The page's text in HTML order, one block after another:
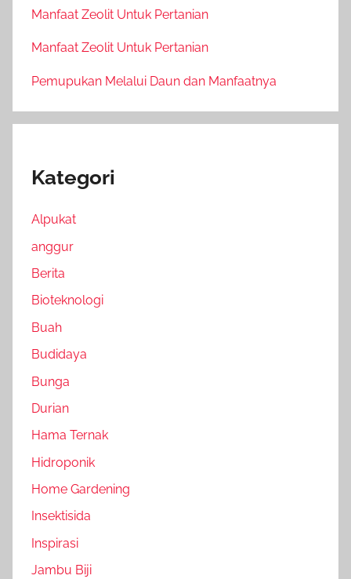
Manfaat Zeolit Untuk Pertanian
Manfaat Zeolit Untuk Pertanian
Pemupukan Melalui Daun dan Manfaatnya
Kategori
Alpukat
anggur
Berita
Bioteknologi
Buah
Budidaya
Bunga
Durian
Hama Ternak
Hidroponik
Home Gardening
Insektisida
Inspirasi
Jambu Biji